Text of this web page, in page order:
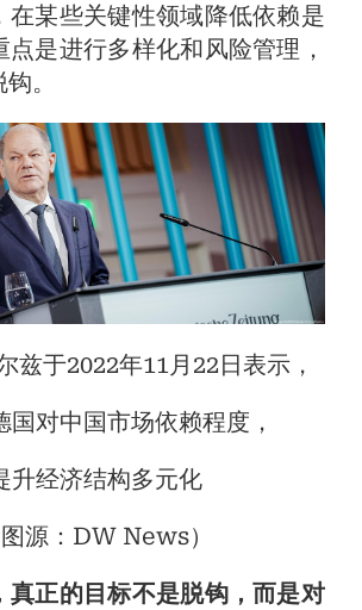
在某些关键性领域降低依赖是
点是进行多样化和风险管理，
。
兹于2022年11月22日表示，
国对中国市场依赖程度，
升经济结构多元化
图源：DW News）
真正的目标不是脱钩，而是对